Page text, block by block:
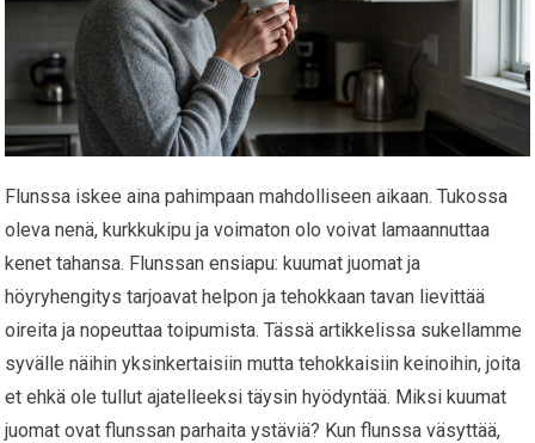
Flunssa iskee aina pahimpaan mahdolliseen aikaan. Tukossa
oleva nenä, kurkkukipu ja voimaton olo voivat lamaannuttaa
kenet tahansa. Flunssan ensiapu: kuumat juomat ja
höyryhengitys tarjoavat helpon ja tehokkaan tavan lievittää
oireita ja nopeuttaa toipumista. Tässä artikkelissa sukellamme
syvälle näihin yksinkertaisiin mutta tehokkaisiin keinoihin, joita
et ehkä ole tullut ajatelleeksi täysin hyödyntää. Miksi kuumat
juomat ovat flunssan parhaita ystäviä? Kun flunssa väsyttää,